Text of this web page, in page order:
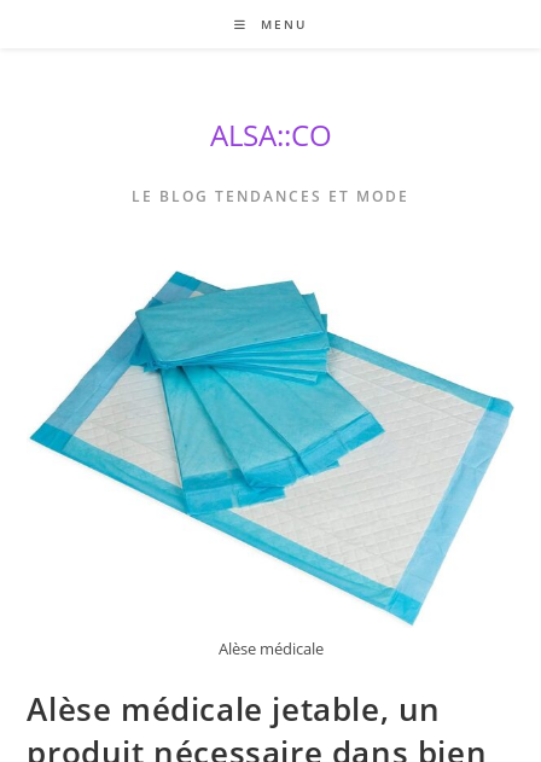
MENU
ALSA::CO
LE BLOG TENDANCES ET MODE
Alèse médicale
Alèse médicale jetable, un
produit nécessaire dans bien